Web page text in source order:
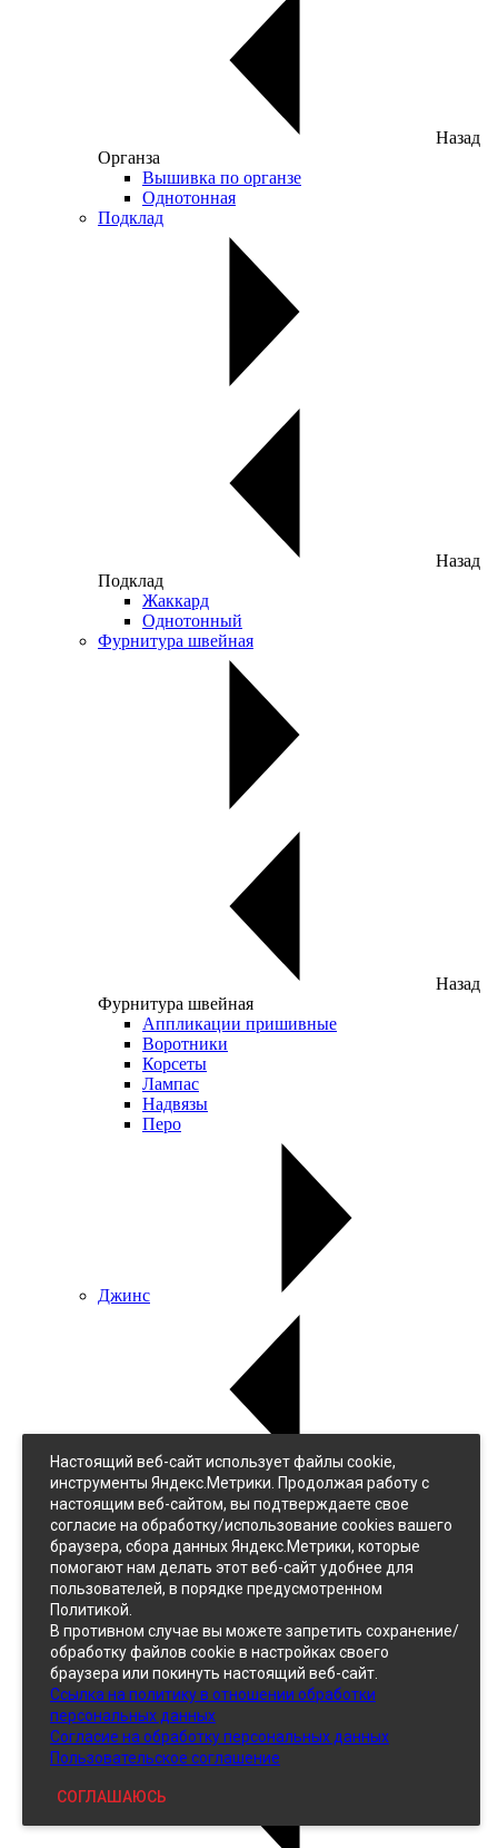
Назад
Органза
Вышивка по органзе
Однотонная
Подклад
Назад
Подклад
Жаккард
Однотонный
Фурнитура швейная
Назад
Фурнитура швейная
Аппликации пришивные
Воротники
Корсеты
Лампас
Надвязы
Перо
Джинс
Джинс
Однотонный
Принтованный
Кожзам
Настоящий веб-сайт использует файлы cookie,
инструменты Яндекс.Метрики. Продолжая работу с
настоящим веб-сайтом, вы подтверждаете свое
согласие на обработку/использование cookies вашего
браузера, сбора данных Яндекс.Метрики, которые
помогают нам делать этот веб-сайт удобнее для
пользователей, в порядке предусмотренном
Политикой.
В противном случае вы можете запретить сохранение/
обработку файлов cookie в настройках своего
браузера или покинуть настоящий веб-сайт.
Ссылка на политику в отношении обработки
персональных данных
Согласие на обработку персональных данных
Пользовательское соглашение
СОГЛАШАЮСЬ